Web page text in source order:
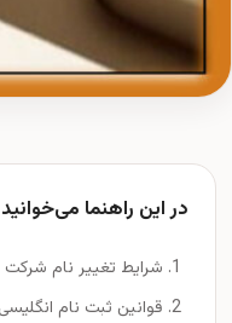
در این راهنما می‌خوانید
شرایط تغییر نام شرکت
قوانین ثبت نام